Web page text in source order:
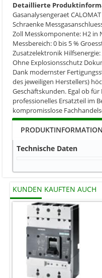
Detaillierte
Gasanalysengeraet
Schraenke
Zoll Messkomponente: H2 in
Messbereich: 0 bis 5 %
Zusatzelektronik Hilfsenergie:
Ohne Explosionsschutz
Dank modernster
des jeweiligen Herstellers)
Geschäftskunden. Egal ob
professionelles Ersatzteil im
kompromisslose
Technische Daten
KUNDEN KAUFTEN AUCH